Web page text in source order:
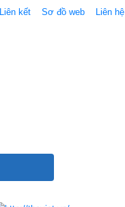
Liên kết Sơ đồ web Liên hệ